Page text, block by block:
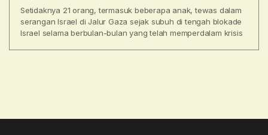
Setidaknya 21 orang, termasuk beberapa anak, tewas dalam
serangan Israel di Jalur Gaza sejak subuh di tengah blokade
Israel selama berbulan-bulan yang telah memperdalam krisis